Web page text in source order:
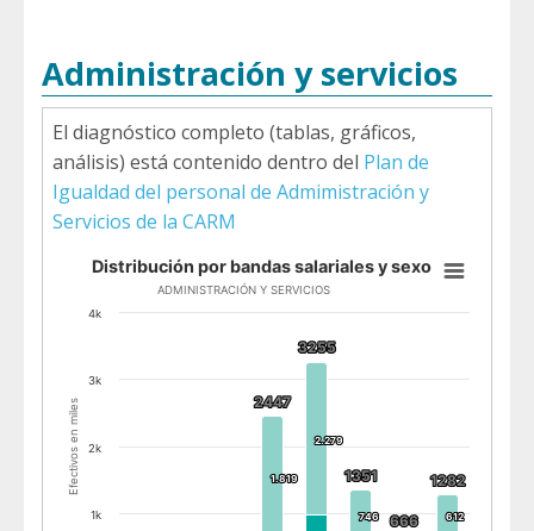
Administración y servicios
El diagnóstico completo (tablas, gráficos,
análisis) está contenido dentro del Plan de
Igualdad del personal de Admimistración y
Servicios de la CARM
Distribución por bandas salariales y
Bar chart with 2 data series.
ADMINISTRACIÓN Y SERVICIOS
View as data table, Distribución por bandas salariales y sexo
The chart has 1 X axis displaying Banda salarial (€).
The chart has 1 Y axis displaying Efectivos en miles.
Efectivos en miles
Distribución por bandas salariales y sexo
ADMINISTRACIÓN Y SERVICIOS
2447
2447
3255
3255
1351
1351
666
666
1282
1282
1.819
1.819
2.279
2.279
746
746 612
612
1k
2k
3k
4k